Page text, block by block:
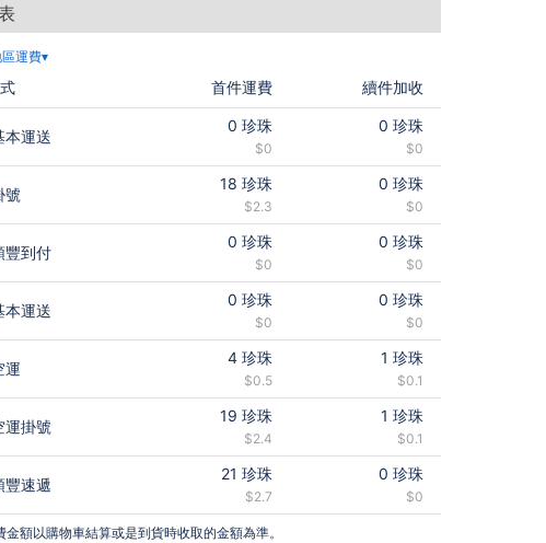
運費▾
首件運費 續件加收
本運送
0 珍珠
$0
0 珍珠
$0
號
18 珍珠
$2.3
0 珍珠
$0
豐到付
0 珍珠
$0
0 珍珠
$0
本運送
0 珍珠
$0
0 珍珠
$0
運
4珍珠
$0.5
1 珍珠
$0.1
運掛號
19 珍珠
$2.4
1 珍珠
$0.1
豐速遞
21 珍珠
$2.7
0 珍珠
$0
金額以購物車結算或是到貨時收取的金額為準。